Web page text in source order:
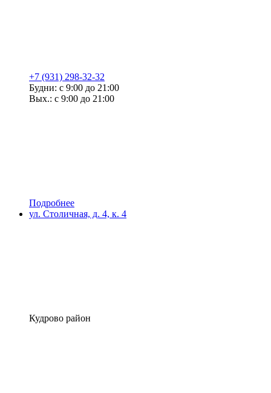
+7 (931) 298-32-32
Будни: с 9:00 до 21:00
Вых.: с 9:00 до 21:00
Подробнее
ул. Столичная, д. 4, к. 4
Кудрово район